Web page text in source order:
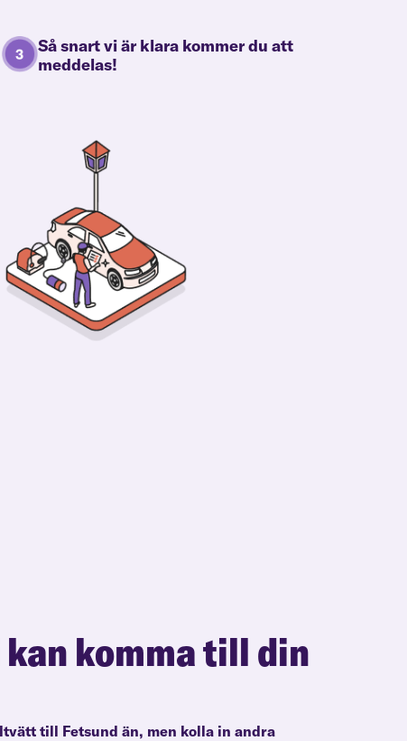
Så snart vi är klara kommer du att
meddelas!
kan komma till din
till Fetsund än, men kolla in andra